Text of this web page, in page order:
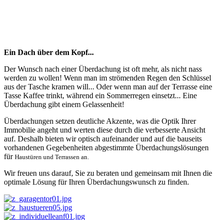
Ein Dach über dem Kopf...
Der Wunsch nach einer Überdachung ist oft mehr, als nicht nass
werden zu wollen! Wenn man im strömenden Regen den Schlüssel
aus der Tasche kramen will... Oder wenn man auf der Terrasse eine
Tasse Kaffee trinkt, während ein Sommerregen einsetzt... Eine
Überdachung gibt einem Gelassenheit!
Überdachungen setzen deutliche Akzente, was die Optik Ihrer
Immobilie angeht und werten diese durch die verbesserte Ansicht
auf. Deshalb bieten wir optisch aufeinander und auf die bauseits
vorhandenen Gegebenheiten abgestimmte Überdachungslösungen
für Haustüren und Terrassen an.
Wir freuen uns darauf, Sie zu beraten und gemeinsam mit Ihnen die
optimale Lösung für Ihren Überdachungswunsch zu finden.